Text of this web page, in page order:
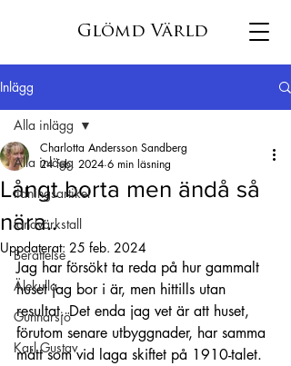
Glömd Värld
Inlägg
Alla inlägg
tidningsartikel
tandvärkstall
Berättelse
Älekulla
Gunnarsjö
Karl Gustav
Alla inlägg
Långt borta men ändå så
nära..
Charlotta Andersson Sandberg
24 feb. 2024 6 min läsning
Uppdaterat: 25 feb. 2024
Jag har försökt ta reda på hur gammalt
huset jag bor i är, men hittills utan
resultat. Det enda jag vet är att huset,
förutom senare utbyggnader, har samma
mått som vid laga skiftet på 1910-talet.